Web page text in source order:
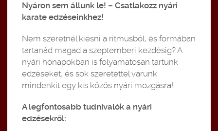
Nyáron sem állunk le! – Csatlakozz nyári
karate edzéseinkhez!
Nem szeretnél kiesni a ritmusból, és formában
tartanád magad a szeptemberi kezdésig? A
nyári hónapokban is folyamatosan tartunk
edzéseket, és sok szeretettel várunk
mindenkit egy kis közös nyári mozgásra!
A legfontosabb tudnivalók a nyári
edzésekről: